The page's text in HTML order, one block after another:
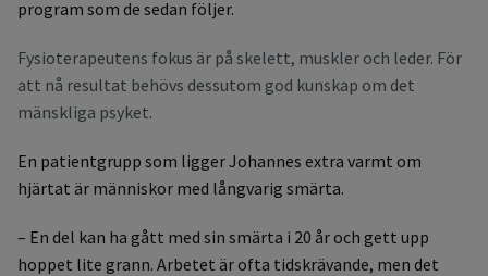
program som de sedan följer.
Fysioterapeutens fokus är på skelett, muskler och leder. För
att nå resultat behövs dessutom god kunskap om det
mänskliga psyket.
En patientgrupp som ligger Johannes extra varmt om
hjärtat är människor med långvarig smärta.
– En del kan ha gått med sin smärta i 20 år och gett upp
hoppet lite grann. Arbetet är ofta tidskrävande, men det